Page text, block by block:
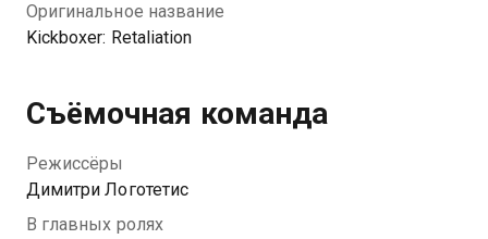
Оригинальное название
Kickboxer: Retaliation
Съёмочная команда
Режиссёры
Димитри Логотетис
В главных ролях